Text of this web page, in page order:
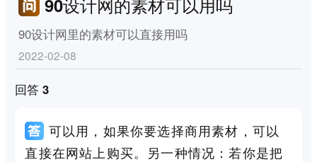
90设计网的素材可以用吗
90设计网里的素材可以直接用吗
2022-02-08
回答 3
可以用，如果你要选择商用素材，可以
直接在网站上购买。另一种情况：若你是把